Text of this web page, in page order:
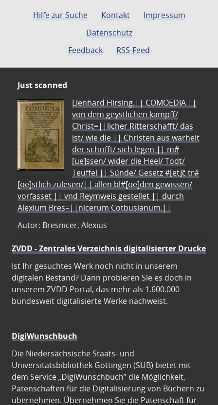
Hilfe zur Suche Kontakt
Impressum
Datenschutz
Feedback
RSS-Feed
Just scanned
Lienhard Hirsing.|| COMOEDIA ||
von dem geystlichen kampff/
Christ=||licher Ritterschafft/ das
ist/ wie die || Christen aus warheit
der schrifft/ sich legen || m#
[ue]ssen/ wider die Heel/ Todt/
Teuffel || Sünde/ Gesetz #[et]c̃ tr#
[oe]stlich zulesen/|| allen bl#[oe]den gewissen/
vorfasset || vnd Reymweis gestellet || durch
Alexium Bres=||nicerum Cotbusianum.||
Autor: Bresnicer, Alexius
ZVDD - Zentrales Verzeichnis digitalisierter Drucke
Ist Ihr gesuchtes Werk noch nicht in unserem
digitalen Bestand? Dann probieren Sie es doch in
unserem ZVDD Portal, das mehr als 1.600.000
bundesweit digitalisierte Werke nachweist.
DigiWunschbuch
Die Niedersächsische Staats- und
Universitätsbibliothek Göttingen (SUB) bietet mit
dem Service „DigiWunschbuch” die Möglichkeit,
Patenschaften für die Digitalisierung von Büchern zu
übernehmen. Übernehmen Sie die Patenschaft für